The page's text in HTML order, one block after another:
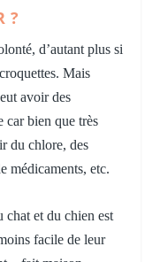
?
d’autant plus si
Mais
avoir des
car bien que très
du chlore, des
médicaments, etc.
et du chien est
facile de leur